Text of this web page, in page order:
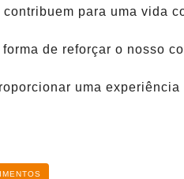
para uma vida
de reforçar o nosso
uma